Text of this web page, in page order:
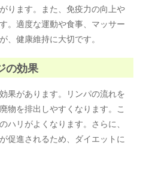
ります。また、免疫力の向上や
。適度な運動や食事、マッサー
、健康維持に大切です。
の効果
果があります。リンパの流れを
物を排出しやすくなります。こ
ハリがよくなります。さらに、
促進されるため、ダイエットに